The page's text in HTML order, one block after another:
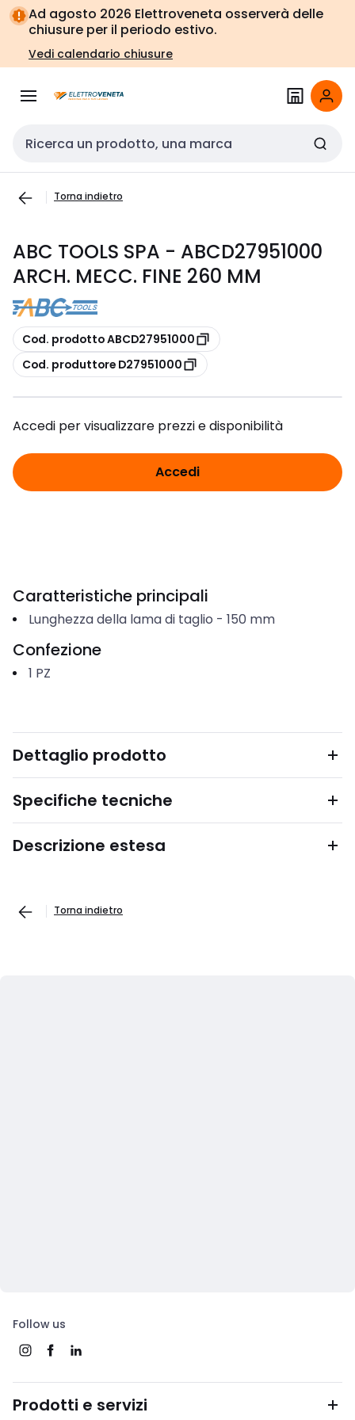
Vai alla
navigazione
Vai
alla
pagina
Ad agosto 2026 Elettroveneta osserverà delle
chiusure per il periodo estivo.
Vedi calendario chiusure
Cerca input
Torna indietro
ABC TOOLS SPA - ABCD27951000
ARCH. MECC. FINE 260 MM
copia
Cod. prodotto ABCD27951000
copia
Cod. produttore D27951000
Accedi per visualizzare prezzi e disponibilità
Accedi
Caratteristiche principali
Lunghezza della lama di taglio - 150 mm
Confezione
1 PZ
Dettaglio prodotto
Specifiche tecniche
Descrizione estesa
Torna indietro
Follow us
Prodotti e servizi